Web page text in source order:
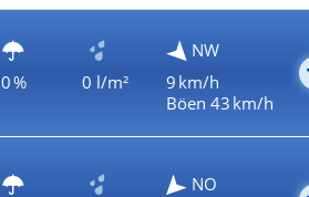
0 % 0 l/m²
NW
9 km/h
Böen 43 km/h
NO